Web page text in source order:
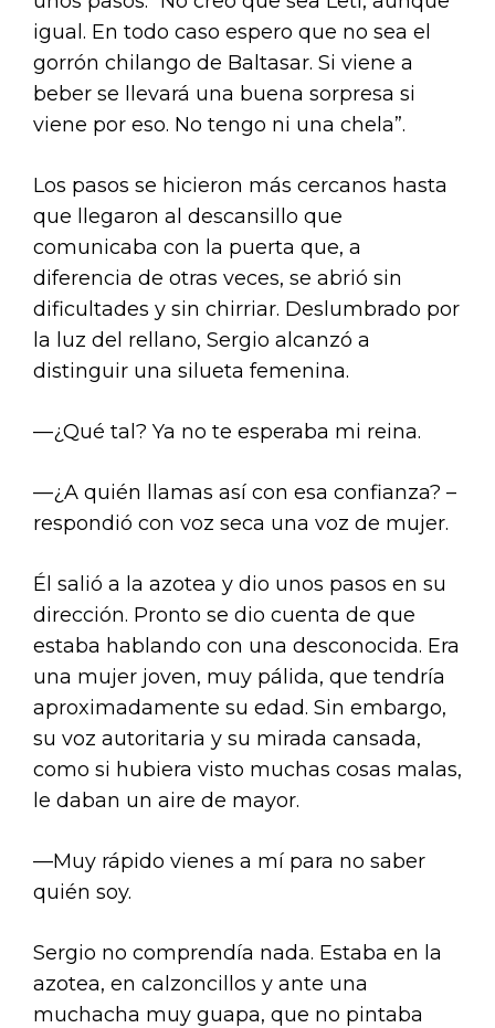
igual. En todo caso espero que no sea el
gorrón chilango de Baltasar. Si viene a
beber se llevará una buena sorpresa si
viene por eso. No tengo ni una chela”.
Los pasos se hicieron más cercanos hasta
que llegaron al descansillo que
comunicaba con la puerta que, a
diferencia de otras veces, se abrió sin
dificultades y sin chirriar. Deslumbrado por
la luz del rellano, Sergio alcanzó a
distinguir una silueta femenina.
—¿Qué tal? Ya no te esperaba mi reina.
—¿A quién llamas así con esa confianza? –
respondió con voz seca una voz de mujer.
Él salió a la azotea y dio unos pasos en su
dirección. Pronto se dio cuenta de que
estaba hablando con una desconocida. Era
una mujer joven, muy pálida, que tendría
aproximadamente su edad. Sin embargo,
su voz autoritaria y su mirada cansada,
como si hubiera visto muchas cosas malas,
le daban un aire de mayor.
—Muy rápido vienes a mí para no saber
quién soy.
Sergio no comprendía nada. Estaba en la
azotea, en calzoncillos y ante una
muchacha muy guapa, que no pintaba